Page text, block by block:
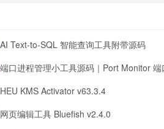
AI Text-to-SQL 智能查询工具附带源码
端口进程管理小工具源码｜Port Monitor 端
HEU KMS Activator v63.3.4
网页编辑工具 Bluefish v2.4.0